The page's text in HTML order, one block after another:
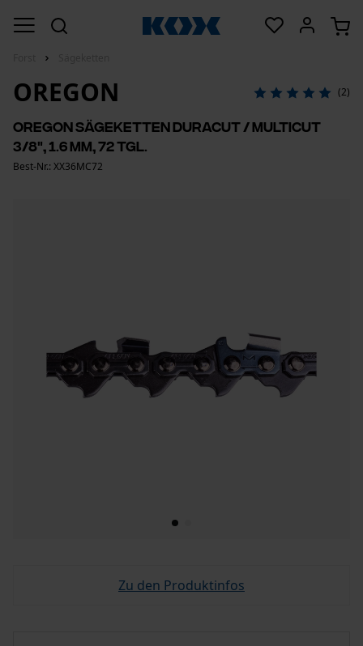
OREGON (2)
Oregon Sägeketten DuraCut / MultiCut
3/8", 1.6 mm, 72 Tgl.
Best-Nr.: XX36MC72
Zu den Produktinfos